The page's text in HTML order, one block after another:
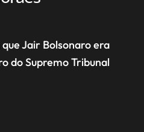
Jair Bolsonaro era
do Supremo Tribunal